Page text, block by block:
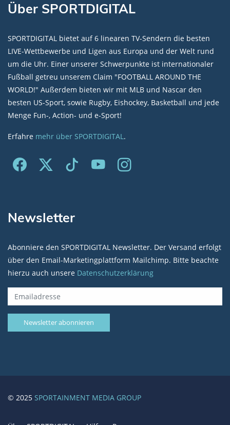
Über SPORTDIGITAL
SPORTDIGITAL bietet auf 6 linearen TV-Sendern die besten
LIVE-Wettbewerbe und Ligen aus Europa und der Welt rund
um die Uhr. Einer unserer Schwerpunkte ist internationaler
Fußball getreu unserem Claim "FOOTBALL AROUND THE
WORLD!" Außerdem bieten wir mit MLB und Nascar den
besten US-Sport, sowie Rugby, Eishockey, Basketball und jede
Menge Fun-, Action- und e-Sport!
Erfahre mehr über SPORTDIGITAL.
Newsletter
Abonniere den SPORTDIGITAL Newsletter. Der Versand erfolgt
über den Email-Marketingplattform Mailchimp. Bitte beachte
hierzu auch unsere Datenschutzerklärung
© 2025 SPORTAINMENT MEDIA GROUP